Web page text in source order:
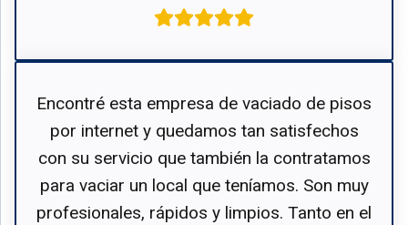
Encontré esta empresa de vaciado de pisos
por internet y quedamos tan satisfechos
con su servicio que también la contratamos
para vaciar un local que teníamos. Son muy
profesionales, rápidos y limpios. Tanto en el